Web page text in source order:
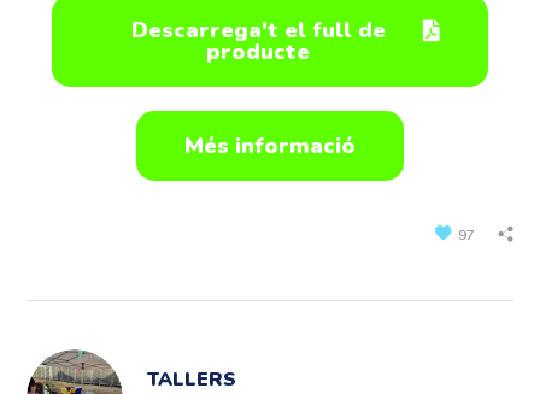
Descarrega't el full de
producte
Més informació
97
TALLERS